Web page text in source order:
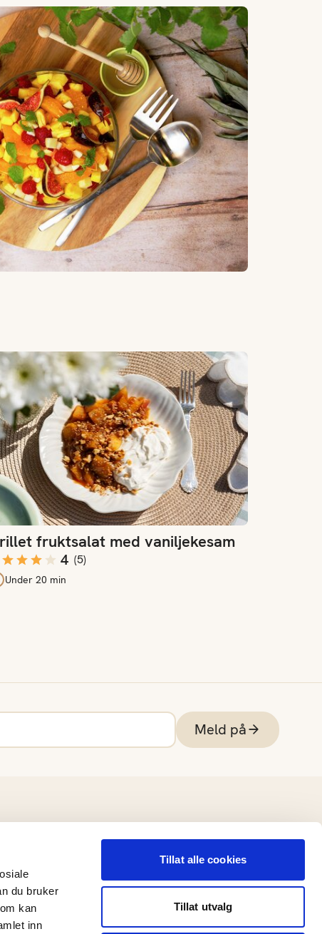
du bruker
kan
inn
Tillat alle cookies
Tillat utvalg
fruktsalat med vaniljekesam
4 (5)
Under 20 min
fruktsalat med vaniljekesam
Meld på